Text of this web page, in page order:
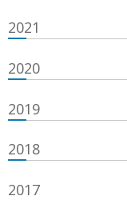
2021
2020
2019
2018
2017